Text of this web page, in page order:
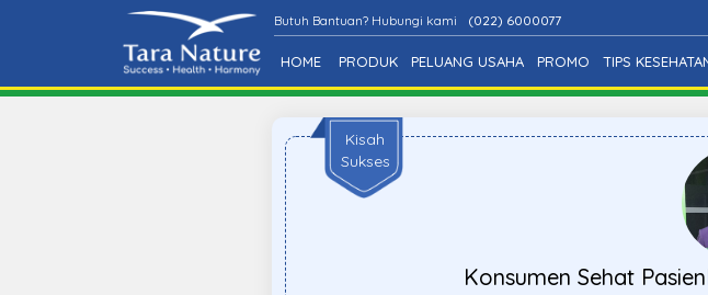
Butuh Bantuan? Hubungi kami (022) 6000077
HOME PRODUK PELUANG USAHA PROMO TIPS
Kisah
Sukses
Konsumen Sehat